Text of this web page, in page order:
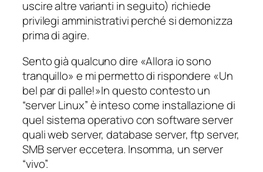
uscire altre varianti in seguito) richiede
privilegi amministrativi perché si demonizza
prima di agire.
Sento già qualcuno dire «Allora io sono
tranquillo» e mi permetto di rispondere «Un
bel par di palle!»In questo contesto un
“server Linux” è inteso come installazione di
quel sistema operativo con software server
quali web server, database server, ftp server,
SMB server eccetera. Insomma, un server
“vivo”.